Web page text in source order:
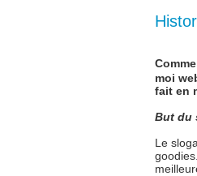
moi
fait en
But du
Le